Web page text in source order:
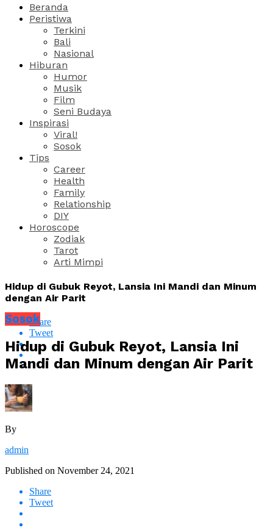
Beranda
Peristiwa
Terkini
Bali
Nasional
Hiburan
Humor
Musik
Film
Seni Budaya
Inspirasi
Viral!
Sosok
Tips
Career
Health
Family
Relationship
DIY
Horoscope
Zodiak
Tarot
Arti Mimpi
Hidup di Gubuk Reyot, Lansia Ini Mandi dan Minum
dengan Air Parit
Share
Tweet
Sosok
Hidup di Gubuk Reyot, Lansia Ini
Mandi dan Minum dengan Air Parit
By
admin
Published on November 24, 2021
Share
Tweet